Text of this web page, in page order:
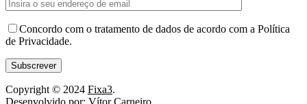
Concordo com o tratamento de dados de acordo com a Política
de Privacidade.
Copyright © 2024 Fixa3.
Desenvolvido por: Vítor Carneiro